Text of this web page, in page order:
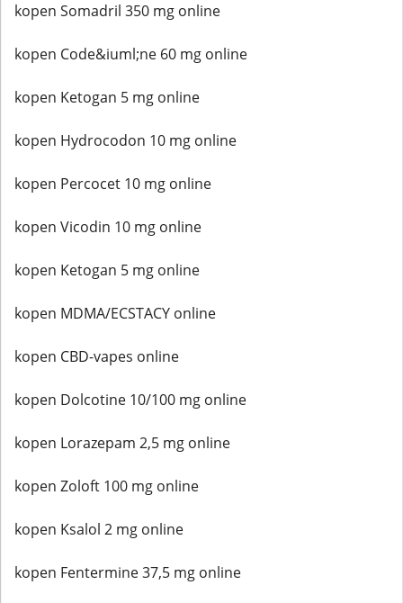
kopen Somadril 350 mg online
kopen Code&iuml;ne 60 mg online
kopen Ketogan 5 mg online
kopen Hydrocodon 10 mg online
kopen Percocet 10 mg online
kopen Vicodin 10 mg online
kopen Ketogan 5 mg online
kopen MDMA/ECSTACY online
kopen CBD-vapes online
kopen Dolcotine 10/100 mg online
kopen Lorazepam 2,5 mg online
kopen Zoloft 100 mg online
kopen Ksalol 2 mg online
kopen Fentermine 37,5 mg online